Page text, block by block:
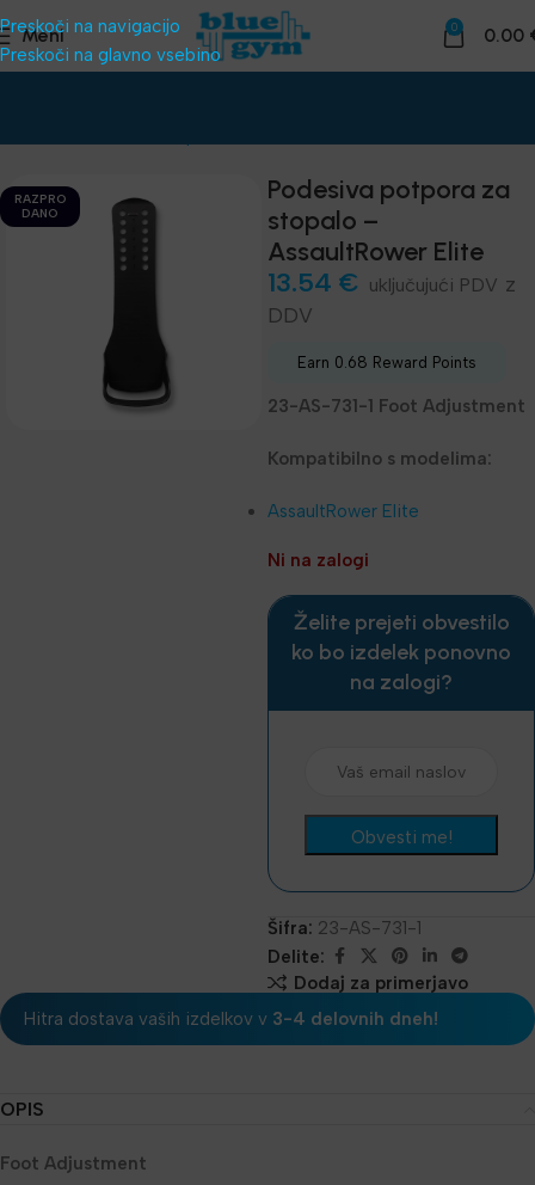
Preskoči na navigacijo
Preskoči na glavno vsebino
Meni 0 0.00
RAZPRO
DANO
Podesiva potpora za
stopalo –
AssaultRower Elite
13.54 €
z
DDV
Earn 0.68 Reward Points
23-AS-731-1 Foot Adjustment
Kompatibilno s modelima:
AssaultRower Elite
Ni na zalogi
Želite prejeti obvestilo
ko bo izdelek ponovno
na zalogi?
Šifra: 23-AS-731-1
Delite:
Dodaj za primerjavo
Hitra dostava vaših izdelkov v 3-4 delovnih dneh!
OPIS
Foot Adjustment